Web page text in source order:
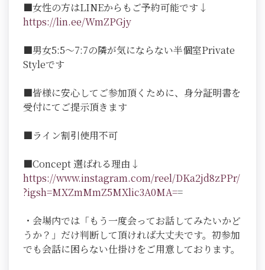
■女性の方はLINEからもご予約可能です↓
https://lin.ee/WmZPGjy
■男女5:5～7:7の隣が気にならない半個室Private
Styleです
■皆様に安心してご参加頂くために、身分証明書を
受付にてご提示頂きます
■ライン割引使用不可
■Concept 選ばれる理由↓
https://www.instagram.com/reel/DKa2jd8zPPr/
?igsh=MXZmMmZ5MXlic3A0MA==
・会場内では「もう一度会ってお話してみたいかど
うか？」だけ判断して頂ければ大丈夫です。初参加
でも会話に困らない仕掛けをご用意しております。